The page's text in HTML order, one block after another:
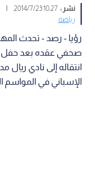
نشر :10:27 2014/7/23
|
رياضة
رؤيا - رصد - تحدث
صحفي عقده بعد حفل
انتقاله إلى نادي ريال
الإسباني في المواسم